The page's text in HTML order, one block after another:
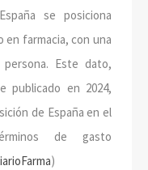
se posiciona
en farmacia, con una
Este dato,
publicado en 2024,
de España en el
de gasto
)